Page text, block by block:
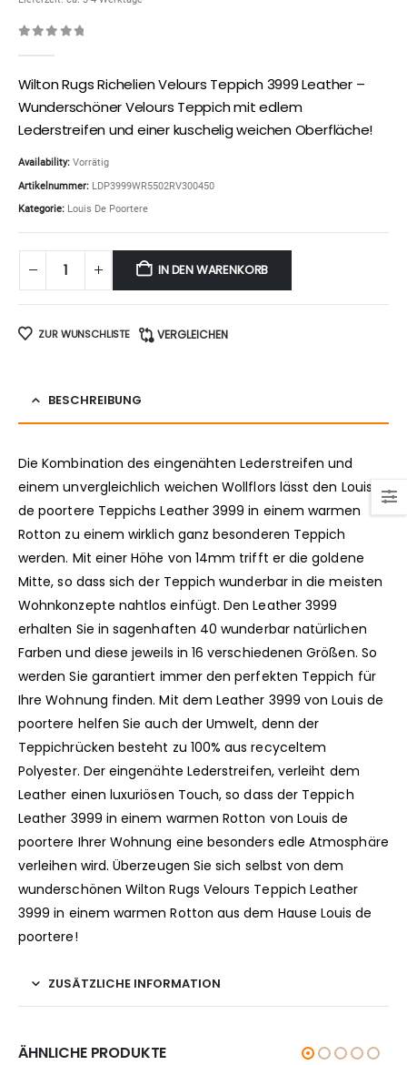
Wilton Rugs Richelien Velours Teppich 3999 Leather –
Wunderschöner Velours Teppich mit edlem
Lederstreifen und einer kuschelig weichen Oberfläche!
Availability: Vorrätig
Artikelnummer: LDP3999WR5502RV300450
Kategorie: Louis De Poortere
IN DEN WARENKORB
ZUR WUNSCHLISTE VERGLEICHEN
BESCHREIBUNG
Die Kombination des eingenähten Lederstreifen und
einem unvergleichlich weichen Wollflors lässt den Louis
de poortere Teppichs Leather 3999 in einem warmen
Rotton zu einem wirklich ganz besonderen Teppich
werden. Mit einer Höhe von 14mm trifft er die goldene
Mitte, so dass sich der Teppich wunderbar in die meisten
Wohnkonzepte nahtlos einfügt. Den Leather 3999
erhalten Sie in sagenhaften 40 wunderbar natürlichen
Farben und diese jeweils in 16 verschiedenen Größen. So
werden Sie garantiert immer den perfekten Teppich für
Ihre Wohnung finden. Mit dem Leather 3999 von Louis de
poortere helfen Sie auch der Umwelt, denn der
Teppichrücken besteht zu 100% aus recyceltem
Polyester. Der eingenähte Lederstreifen, verleiht dem
Leather einen luxuriösen Touch, so dass der Teppich
Leather 3999 in einem warmen Rotton von Louis de
poortere Ihrer Wohnung eine besonders edle Atmosphäre
verleihen wird. Überzeugen Sie sich selbst von dem
wunderschönen Wilton Rugs Velours Teppich Leather
3999 in einem warmen Rotton aus dem Hause Louis de
poortere!
ZUSÄTZLICHE INFORMATION
ÄHNLICHE PRODUKTE